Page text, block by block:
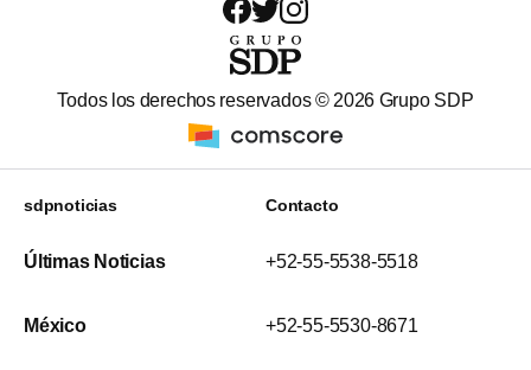
Todos los derechos reservados © 2026 Grupo SDP
sdpnoticias
Últimas Noticias
México
Contacto
+52-55-5538-5518
+52-55-5530-8671